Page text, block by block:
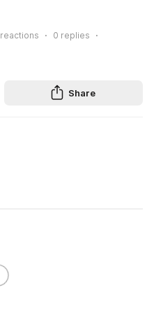
reactions 0 replies
Share